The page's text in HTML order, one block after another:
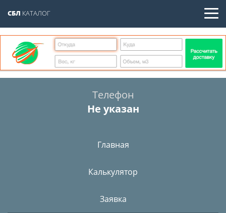
СБЛ КАТАЛОГ
Телефон
Не указан
Главная
Калькулятор
Заявка